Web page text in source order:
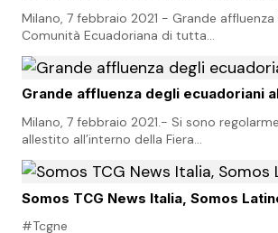
Milano, 7 febbraio 2021 - Grande
Comunità Ecuadoriana di tutta…
Grande affluenza degli ecuadoriani
Milano, 7 febbraio 2021.- Si sono
allestito all’interno della Fiera…
Somos TCG News Italia, Somos
#Tcgne